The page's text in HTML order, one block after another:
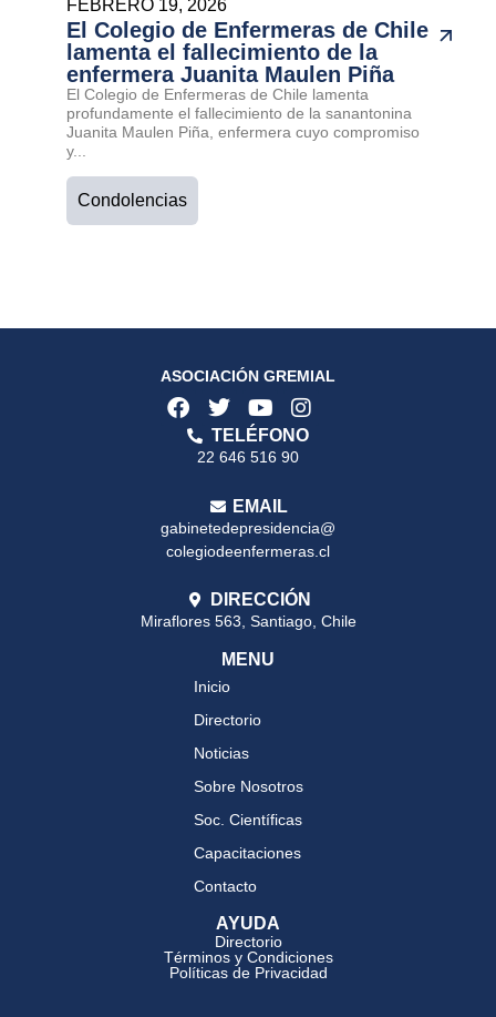
FEBRERO 19, 2026
El Colegio de Enfermeras de Chile
lamenta el fallecimiento de la
enfermera Juanita Maulen Piña
El Colegio de Enfermeras de Chile lamenta
profundamente el fallecimiento de la sanantonina
Juanita Maulen Piña, enfermera cuyo compromiso
y...
Condolencias
ASOCIACIÓN GREMIAL
TELÉFONO
22 646 516 90
EMAIL
gabinetedepresidencia@
colegiodeenfermeras.cl
DIRECCIÓN
Miraflores 563, Santiago, Chile
MENU
Inicio
Directorio
Noticias
Sobre Nosotros
Soc. Científicas
Capacitaciones
Contacto
AYUDA
Directorio
Términos y Condiciones
Políticas de Privacidad